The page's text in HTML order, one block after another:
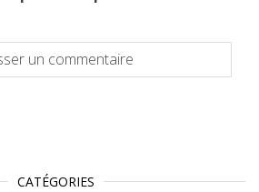
CATÉGORIES